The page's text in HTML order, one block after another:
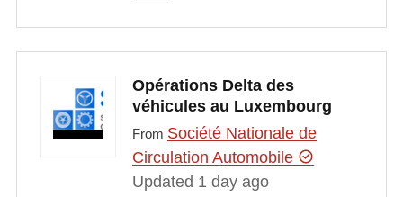
Opérations Delta des
véhicules au Luxembourg
From Société Nationale de
Circulation Automobile
Updated 1 day ago